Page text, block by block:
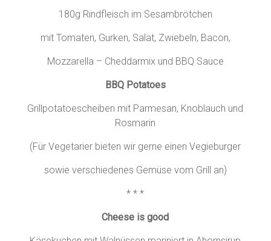
180g Rindfleisch im Sesambrötchen
mit Tomaten, Gurken, Salat, Zwiebeln, Bacon,
Mozzarella – Cheddarmix und BBQ Sauce
BBQ Potatoes
Grillpotatoescheiben mit Parmesan, Knoblauch und
Rosmarin
(Für Vegetarier bieten wir gerne einen Vegieburger
sowie verschiedenes Gemüse vom Grill an)
* * *
Cheese is good